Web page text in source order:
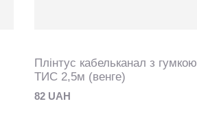
Плінтус кабельканал з гумкою
ТИС 2,5м (венге)
82 UAH